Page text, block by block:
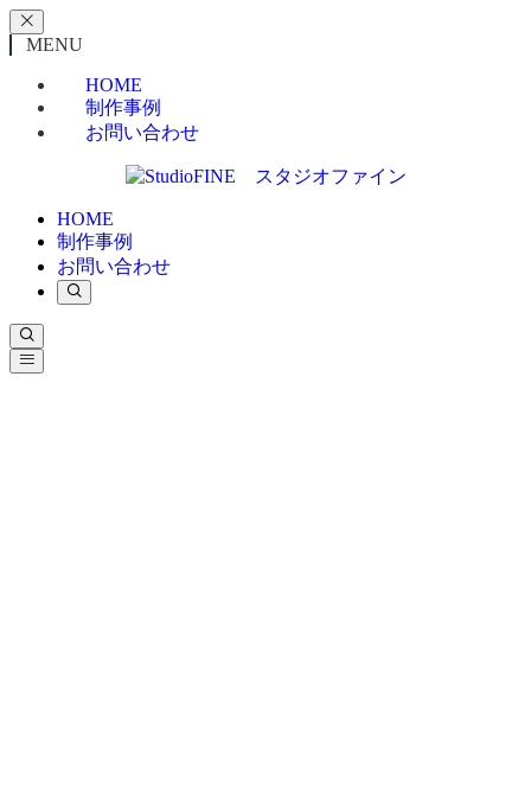
MENU
HOME
制作事例
お問い合わせ
HOME
制作事例
お問い合わせ